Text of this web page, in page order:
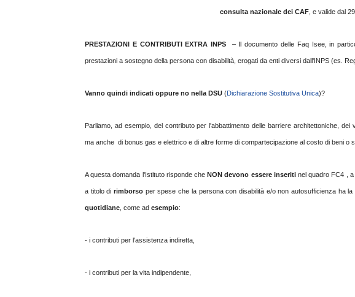
consulta nazionale dei CAF, e valide dal
PRESTAZIONI E CONTRIBUTI EXTRA INPS – Il documento delle Faq Isee, in
prestazioni a sostegno della persona con disabilità, erogati da enti diversi dall'INPS (es.
Vanno quindi indicati oppure no nella DSU (Dichiarazione Sostitutiva Unica)?
Parliamo, ad esempio, del contributo per l'abbattimento delle barriere architettoniche,
ma anche di bonus gas e elettrico e di altre forme di compartecipazione al costo di beni o
A questa domanda l'Istituto risponde che NON devono essere inseritinel quadro FC4 ,
a titolo dirimborso per spese che la persona con disabilità e/o non autosufficienza ha
quotidiane, come ad esempio:
- i contributi per l'assistenza indiretta,
- i contributi per la vita indipendente,